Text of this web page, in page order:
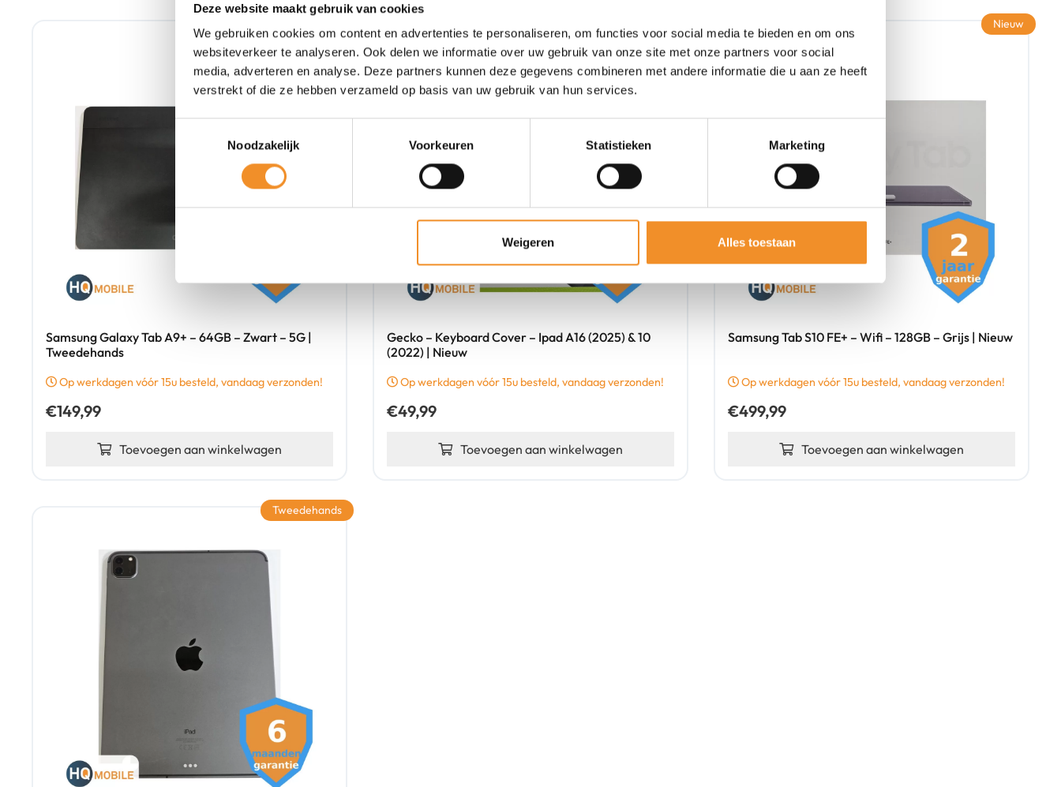
Deze website maakt gebruik van cookies
We gebruiken cookies om content en advertenties te personaliseren, om functies voor social media te bieden en om ons
websiteverkeer te analyseren. Ook delen we informatie over uw gebruik van onze site met onze partners voor social
media, adverteren en analyse. Deze partners kunnen deze gegevens combineren met andere informatie die u aan ze heeft
verstrekt of die ze hebben verzameld op basis van uw gebruik van hun services.
Noodzakelijk
Voorkeuren Statistieken Marketing
Weigeren Alles toestaan
Samsung Galaxy Tab A9+ – 64GB – Zwart – 5G |
Tweedehands
Op werkdagen vóór 15u besteld, vandaag verzonden!
€149,99
Toevoegen aan winkelwagen
Gecko – Keyboard Cover – Ipad A16 (2025) & 10
(2022) | Nieuw
Op werkdagen vóór 15u besteld, vandaag verzonden!
€49,99
Toevoegen aan winkelwagen
Samsung Tab S10 FE+ – Wifi – 128GB – Grijs | Nieuw
Op werkdagen vóór 15u besteld, vandaag verzonden!
€499,99
Toevoegen aan winkelwagen
Nieuw
Tweedehands